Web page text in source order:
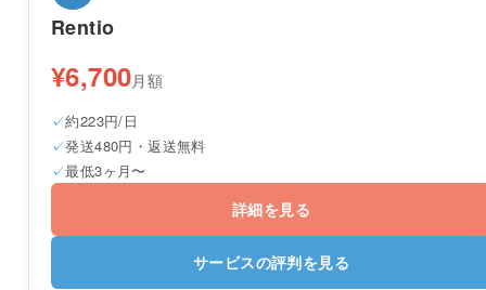
Rentio
¥6,700月額
約223円/日
発送480円・返送無料
最低3ヶ月〜
詳細を見る
サービスの評判を見る